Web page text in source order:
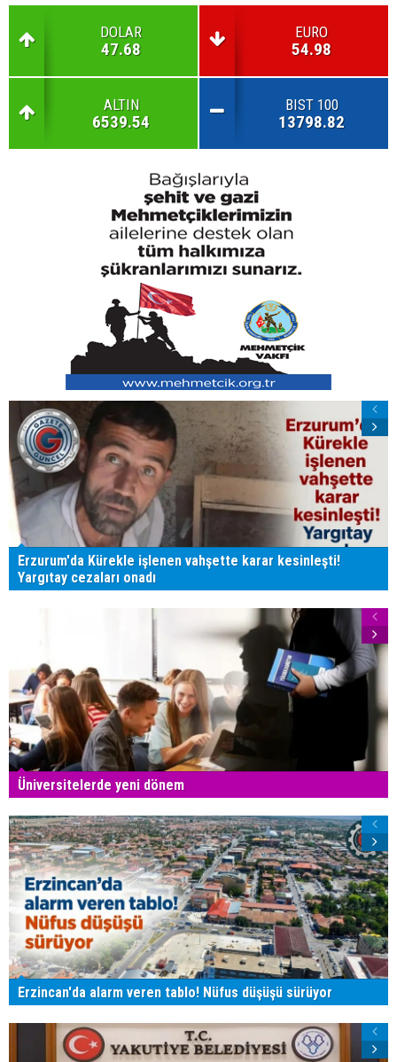
DOLAR
47.68
EURO
54.98
ALTIN
6539.54
BIST 100
13798.82
Erzurum'da Kürekle işlenen vahşette karar kesinleşti!
Yargıtay cezaları onadı
Üniversitelerde yeni dönem
Erzincan'da alarm veren tablo! Nüfus düşüşü sürüyor